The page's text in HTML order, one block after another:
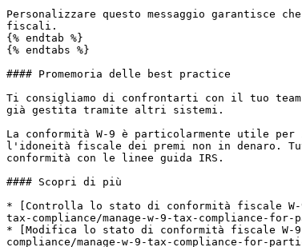
Personalizzare questo messaggio garantisce
fiscali.
{% endtab %}
{% endtabs %}
#### Promemoria delle best practice
Ti consigliamo di confrontarti con il tuo
già gestita tramite altri sistemi.
La conformità W-9 è particolarmente utile per
l'idoneità fiscale dei premi non in denaro.
conformità con le linee guida IRS.
#### Scopri di più
* [Controlla lo stato di conformità fiscale W-9
tax-compliance/manage-w-9-tax-compliance-
* [Modifica lo stato di conformità fiscale W-9
compliance/manage-w-9-tax-compliance-for-